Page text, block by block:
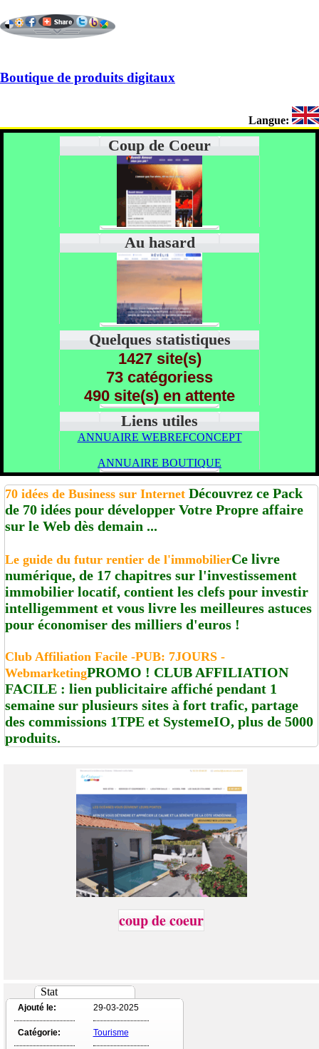
Boutique de produits digitaux
Langue:
Coup de Coeur
Au hasard
Quelques statistiques
1427 site(s)
73 catégoriess
490 site(s) en attente
Liens utiles
ANNUAIRE WEBREFCONCEPT
ANNUAIRE BOUTIQUE
70 idées de Business sur Internet Découvrez ce Pack
de 70 idées pour développer Votre Propre affaire
sur le Web dès demain ...
Le guide du futur rentier de l'immobilierCe livre
numérique, de 17 chapitres sur l'investissement
immobilier locatif, contient les clefs pour investir
intelligemment et vous livre les meilleures astuces
pour économiser des milliers d'euros !
Club Affiliation Facile -PUB: 7JOURS -
WebmarketingPROMO ! CLUB AFFILIATION
FACILE : lien publicitaire affiché pendant 1
semaine sur plusieurs sites à fort trafic, partage
des commissions 1TPE et SystemeIO, plus de 5000
produits.
coup de coeur
Stat
Ajouté le: 29-03-2025
Catégorie: Tourisme